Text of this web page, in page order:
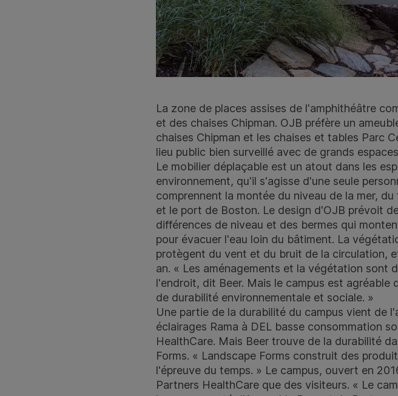
La zone de places assises de l'amphithéâtre
et des chaises Chipman. OJB préfère un
chaises Chipman et les chaises et tables Parc
lieu public bien surveillé avec de grands
Le mobilier déplaçable est un atout dans les
environnement, qu'il s'agisse d'une seule
comprennent la montée du niveau de la mer,
et le port de Boston. Le design d'OJB prévoit
différences de niveau et des bermes qui
pour évacuer l'eau loin du bâtiment. La
protègent du vent et du bruit de la circulation,
an. « Les aménagements et la végétation sont
l'endroit, dit Beer. Mais le campus est
de durabilité environnementale et sociale. »
Une partie de la durabilité du campus vient de
éclairages Rama à DEL basse consommation
HealthCare. Mais Beer trouve de la durabilité
Forms. « Landscape Forms construit des
l'épreuve du temps. » Le campus, ouvert en
Partners HealthCare que des visiteurs. « Le